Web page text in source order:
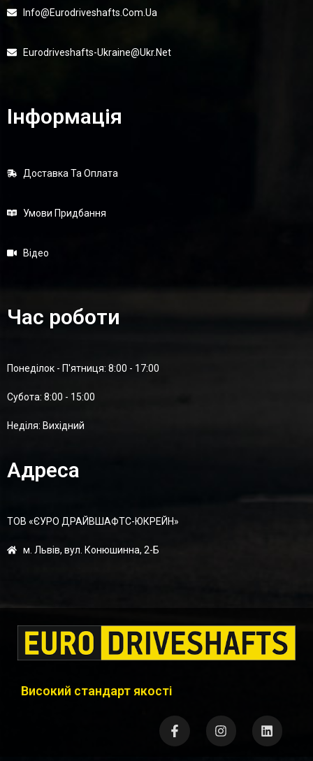
Info@eurodriveshafts.com.ua
Eurodriveshafts-Ukraine@ukr.net
Інформація
Доставка Та Оплата
Умови Придбання
Відео
Час роботи
Понеділок - П'ятниця: 8:00 - 17:00
Суботa: 8:00 - 15:00
Неділя: Вихідний
Адреса
ТОВ «ЄУРО ДРАЙВШАФТC-ЮКРЕЙН»
м. Львів, вул. Конюшинна, 2-Б
Високий стандарт якості